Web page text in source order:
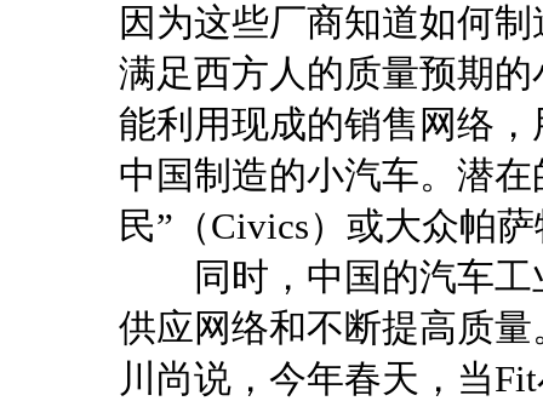
因为这些厂商知道如何
满足西方人的质量预期
能利用现成的销售网络
中国制造的小汽车。潜
民”（Civics）或大众帕
同时，中国的汽车工
供应网络和不断提高质
川尚说，今年春天，当